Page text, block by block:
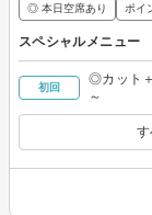
◎ 本日空席あり ポイ
スペシャルメニュー
初回
◎カット
～